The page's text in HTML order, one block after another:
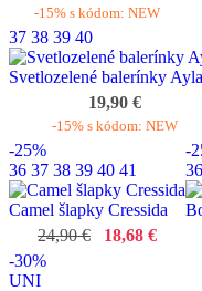
-15% s kódom: NEW
37 38 39 40
Svetlozelené balerínky Ayla
19,90 €
-15% s kódom: NEW
-25%
36 37 38 39 40 41
Camel šlapky Cressida
24,90 €
18,68 €
-
36
-30%
UNI